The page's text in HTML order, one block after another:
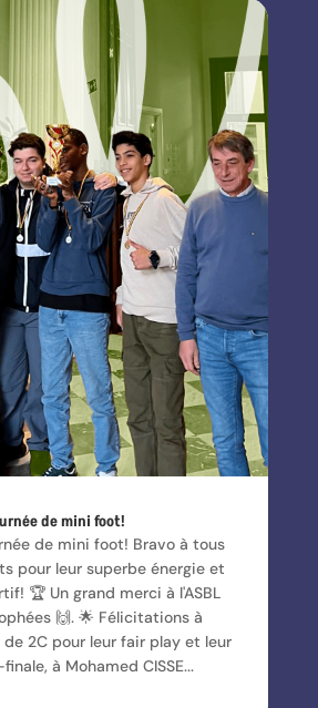
de mini foot!
de mini foot! Bravo à tous
pour leur superbe énergie et
🏆 Un grand merci à l'ASBL
🙌. 🌟 Félicitations à
de 2C pour leur fair play et leur
à Mohamed CISSE...